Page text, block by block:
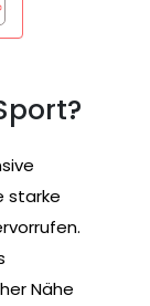
starke
Nähe